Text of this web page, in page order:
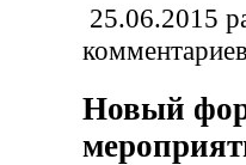
25.06.2015
комментариев
Новый